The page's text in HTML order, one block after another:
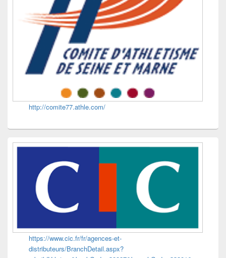
http://comite77.athle.com/
https://www.cic.fr/fr/agences-et-
distributeurs/BranchDetail.aspx?